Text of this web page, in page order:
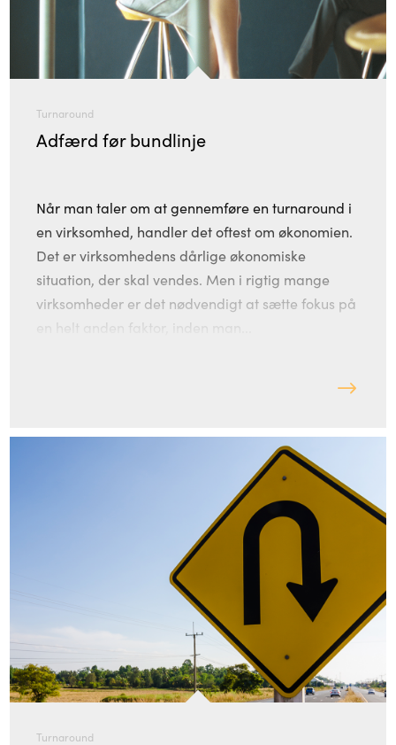
Turnaround
Adfærd før bundlinje
Når man taler om at gennemføre en turnaround i
en virksomhed, handler det oftest om økonomien.
Det er virksomhedens dårlige økonomiske
situation, der skal vendes. Men i rigtig mange
virksomheder er det nødvendigt at sætte fokus på
en helt anden faktor, inden man...
Turnaround